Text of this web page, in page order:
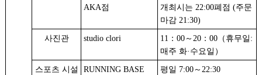
AKA점
개최시는 22:00폐점 (주문
마감 21:30)
사진관
studio clori
11：00～20：00（휴무일:
매주 화·수요일）
스포츠 시설
RUNNING BASE
평일 7:00～22:30